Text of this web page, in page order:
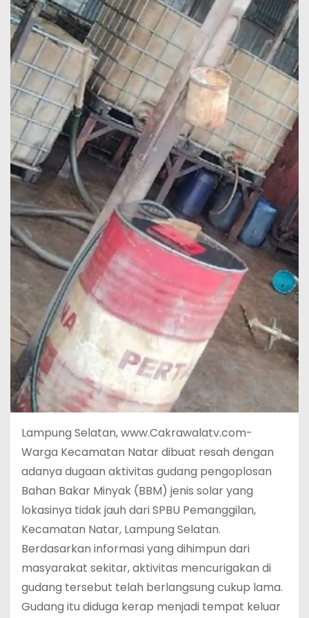
Lampung Selatan, www.Cakrawalatv.com-
Warga Kecamatan Natar dibuat resah dengan
adanya dugaan aktivitas gudang pengoplosan
Bahan Bakar Minyak (BBM) jenis solar yang
lokasinya tidak jauh dari SPBU Pemanggilan,
Kecamatan Natar, Lampung Selatan.
Berdasarkan informasi yang dihimpun dari
masyarakat sekitar, aktivitas mencurigakan di
gudang tersebut telah berlangsung cukup lama.
Gudang itu diduga kerap menjadi tempat keluar